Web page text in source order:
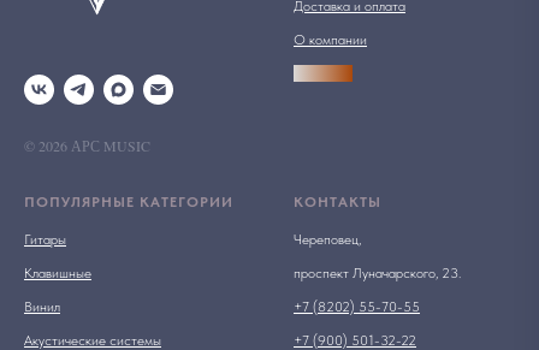
© 2026 АРС MUSIC
Доставка и оплата
О компании
ПОПУЛЯРНЫЕ КАТЕГОРИИ
Гитары
Клавишные
Винил
Акустические системы
КОНТАКТЫ
Череповец,
проспект Луначарского, 23.
+7 (8202) 55-70-55
+7 (900) 501-32-22